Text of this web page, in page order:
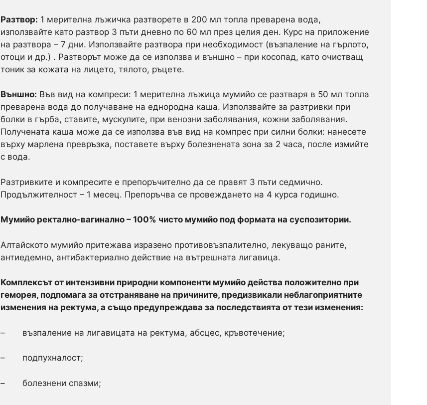
Разтвор: 1 мерителна лъжичка разтворете в 200 мл топла преварена вода,
използвайте като разтвор 3 пъти дневно по 60 мл през целия ден. Курс на приложение
на разтвора – 7 дни. Използвайте разтвора при необходимост (възпаление на гърлото,
отоци и др.) . Разтворът може да се използва и външно – при косопад, като очистващ
тоник за кожата на лицето, тялото, ръцете.
Външно: Във вид на компреси: 1 мерителна лъжица мумийо се разтваря в 50 мл топла
преварена вода до получаване на еднородна каша. Използвайте за разтривки при
болки в гърба, ставите, мускулите, при венозни заболявания, кожни заболявания.
Получената каша може да се използва във вид на компрес при силни болки: нанесете
върху марлена превръзка, поставете върху болезнената зона за 2 часа, после измийте
с вода.
Разтривките и компресите е препоръчително да се правят 3 пъти седмично.
Продължителност – 1 месец. Препоръчва се провеждането на 4 курса годишно.
Мумийо ректално-вагинално – 100% чисто мумийо под формата на суспозитории.
Алтайското мумийо притежава изразено противовъзпалително, лекуващо раните,
антиедемно, антибактериално действие на вътрешната лигавица.
Комплексът от интензивни природни компоненти мумийо действа положително при
геморея, подпомага за отстраняване на причините, предизвикали неблагоприятните
изменения на ректума, а също предупреждава за последствията от тези изменения:
– възпаление на лигавицата на ректума, абсцес, кръвотечение;
– подпухналост;
– болезнени спазми;